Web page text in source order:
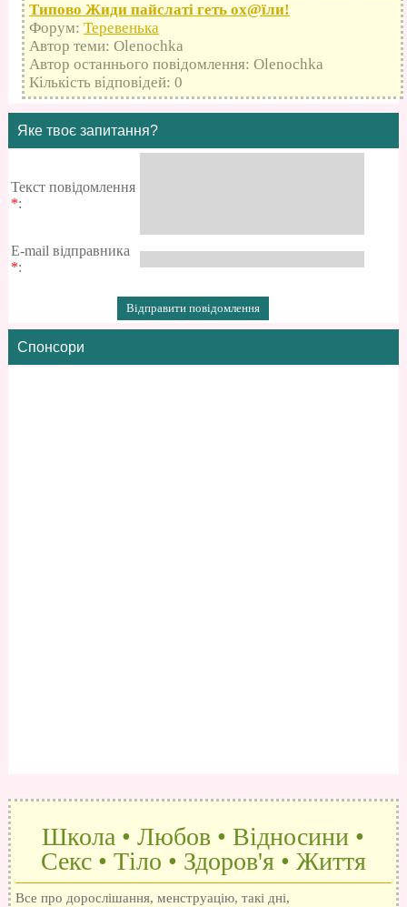
Типово Жиди пайслаті геть оx@їли!
Форум: Теревенька
Автор теми: Olenochka
Автор останнього повідомлення: Olenochka
Кількість відповідей: 0
Яке твоє запитання?
Текст повідомлення
*:
E-mail відправника
*:
Спонсори
Школа • Любов • Відносини •
Секс • Тіло • Здоров'я • Життя
Все про дорослішання, менструацію, такі дні,